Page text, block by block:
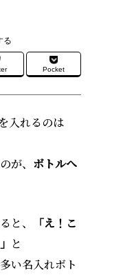
る
Pocket
入れるのは
が、 ボトルへ
と、
「え！こ
と
い名入れボト